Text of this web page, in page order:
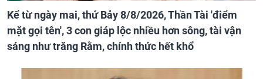
Kể từ ngày mai, thứ Bảy 8/8/2026, Thần Tài 'điểm
mặt gọi tên', 3 con giáp lộc nhiều hơn sông, tài vận
sáng như trăng Rằm, chính thức hết khổ